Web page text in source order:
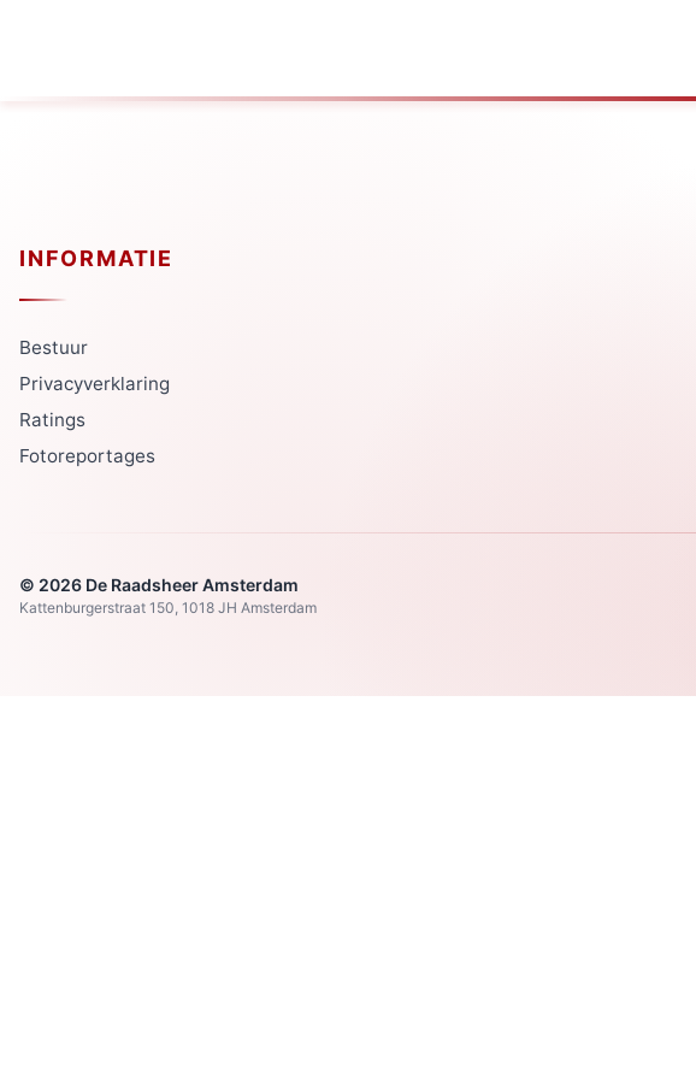
INFORMATIE
Bestuur
Privacyverklaring
Ratings
Fotoreportages
© 2026 De Raadsheer Amsterdam
Kattenburgerstraat 150, 1018 JH Amsterdam